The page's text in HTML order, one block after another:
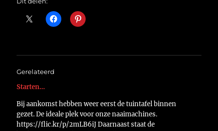
Gerelateerd
Starten…
Bij aankomst hebben weer eerst de tuintafel binnen
gezet. De ideale plek voor onze naaimachines.
https://flic.kr/p/2mLB6iJ Daarnaast staat de